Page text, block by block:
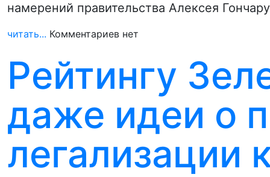
намерений правительства Алексея
читать... Комментариев нет
Рейтингу
даже идеи о
легализации